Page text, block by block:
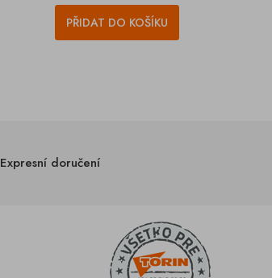
PŘIDAT DO KOŠÍKU
Expresní doručení